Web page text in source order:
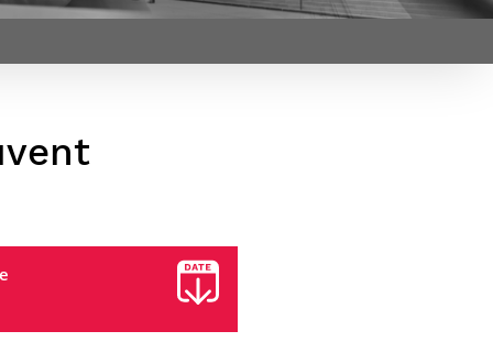
Focus
et d’emplois
technologiques et